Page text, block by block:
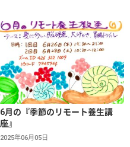
6月の『季節のリモート養生講
座』
2025年06月05日